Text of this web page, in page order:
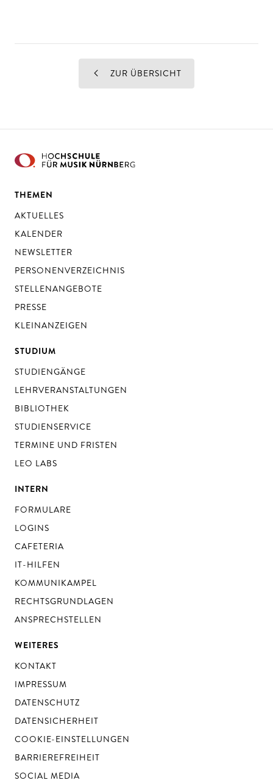
ZUR ÜBERSICHT
THEMEN
AKTUELLES
KALENDER
NEWSLETTER
PERSONENVERZEICHNIS
STELLENANGEBOTE
PRESSE
KLEINANZEIGEN
STUDIUM
STUDIENGÄNGE
LEHRVERANSTALTUNGEN
BIBLIOTHEK
STUDIENSERVICE
TERMINE UND FRISTEN
LEO LABS
INTERN
FORMULARE
LOGINS
CAFETERIA
IT-HILFEN
KOMMUNIKAMPEL
RECHTSGRUNDLAGEN
ANSPRECHSTELLEN
WEITERES
KONTAKT
IMPRESSUM
DATENSCHUTZ
DATENSICHERHEIT
COOKIE-EINSTELLUNGEN
BARRIEREFREIHEIT
SOCIAL MEDIA